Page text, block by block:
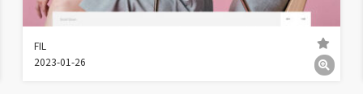
FIL
2023-01-26